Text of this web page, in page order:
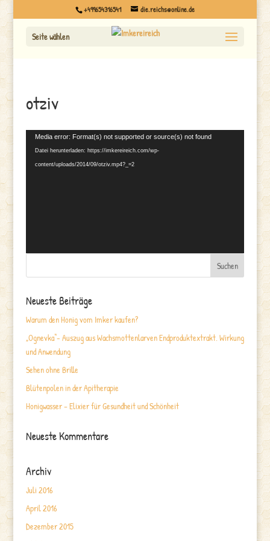
+499654316541 die.reichs@online.de
Seite wählen
otziv
Video-
Player
Media error: Format(s) not supported or source(s) not found
Datei herunterladen: https://imkereireich.com/wp-
content/uploads/2014/09/otziv.mp4?_=2
Neueste Beiträge
Warum den Honig vom Imker kaufen?
„Ognevka“- Auszug aus Wachsmottenlarven Endproduktextrakt. Wirkung
und Anwendung
Sehen ohne Brille
Blütenpolen in der Apitherapie
Honigwasser – Elixier für Gesundheit und Schönheit
Neueste Kommentare
Archiv
Juli 2016
April 2016
Dezember 2015